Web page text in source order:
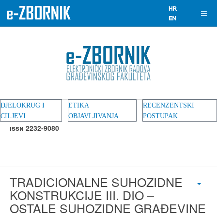
DJELOKRUG I
CILJEVI
ETIKA
OBJAVLJIVANJA
RECENZENTSKI
POSTUPAK
ISSN 2232-9080
TRADICIONALNE SUHOZIDNE
KONSTRUKCIJE III. DIO –
OSTALE SUHOZIDNE GRAĐEVINE